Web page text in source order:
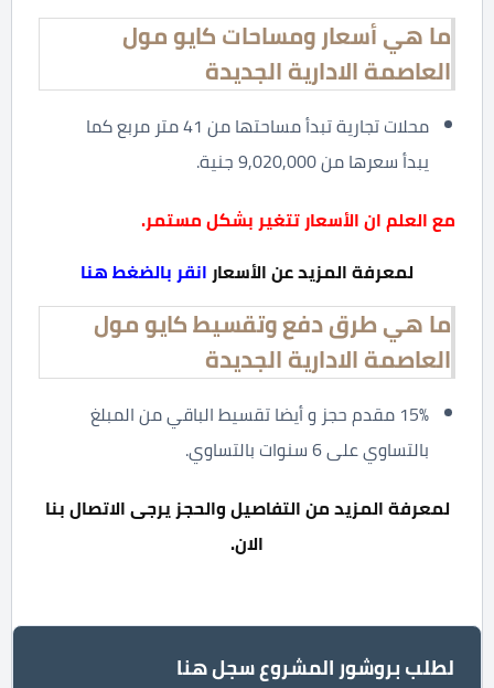
ما هي أسعار ومساحات كايو مول
العاصمة الادارية الجديدة
محلات تجارية تبدأ مساحتها من 41 متر مربع كما
يبدأ سعرها من 9,020,000 جنية.
مع العلم ان الأسعار تتغير بشكل مستمر.
لمعرفة المزيد عن الأسعارانقر بالضغط هنا
ما هي طرق دفع وتقسيط كايو مول
العاصمة الادارية الجديدة
15% مقدم حجز و أيضا تقسيط الباقي من المبلغ
بالتساوي على 6 سنوات بالتساوي.
لمعرفة المزيد من التفاصيل والحجز يرجى الاتصال بنا
الان.
لطلب بروشور المشروع سجل هنا